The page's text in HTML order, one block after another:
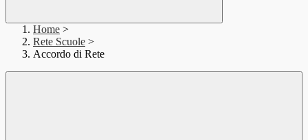
Home >
Rete Scuole >
Accordo di Rete